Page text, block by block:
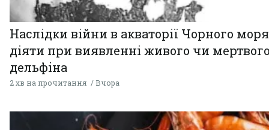
Наслідки війни в акваторії Чорного
діяти при виявленні живого чи
дельфіна
2 хв на прочитання Вчора